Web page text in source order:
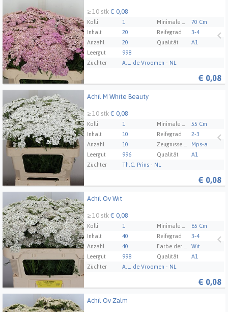
≥ 10 stk€ 0,08
Kolli 1
70 Cm
Inhalt
20 Reifegrad
3-4
Anzahl
20 Qualität
A1
Leergut
998
Züchter
A.L. de Vroomen - NL
€ 0,08
Achil M White Beauty
≥ 10 stk€ 0,08
Kolli 1
55 Cm
Inhalt
10 Reifegrad
2-3
Anzahl
10
Mps-a
Leergut
996 Qualität
A1
Züchter
Th.C. Prins - NL
€ 0,08
Achil M White Beauty
Achil Ov Wit
≥ 10 stk€ 0,08
Kolli 1
65 Cm
Inhalt
40 Reifegrad
3-4
Anzahl
40
Wit
Leergut
998 Qualität
A1
Züchter
A.L. de Vroomen - NL
€ 0,08
Achil Ov Wit
Achil Ov Zalm
Achil Ov Zalm